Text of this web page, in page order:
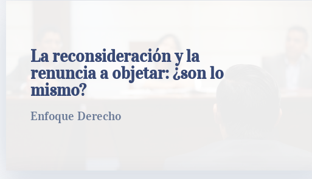
La reconsideración y la
renuncia a objetar: ¿son lo
mismo?
Enfoque Derecho
La reconsideración y la renuncia a objetar:
¿son lo mismo?
Enfoque Derecho
LEER MÁS